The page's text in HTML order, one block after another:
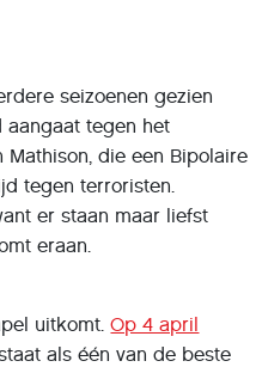
seizoenen gezien
aangaat tegen het
Mathison, die een Bipolaire
tegen terroristen.
er staan maar liefst
eraan.
uitkomt.Op 4 april
als één van de beste